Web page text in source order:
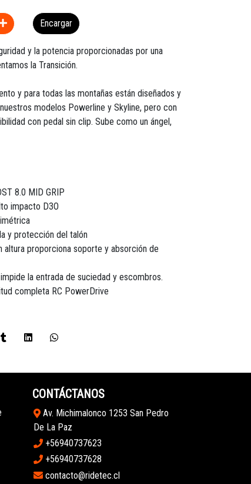
Encargar
y la potencia proporcionadas por una
la Transición.
y para todas las montañas están diseñados y
modelos Powerline y Skyline, pero con
con pedal sin clip. Sube como un ángel,
8.0 MID GRIP
impacto D3O
y protección del talón
altura proporciona soporte y absorción de
la entrada de suciedad y escombros.
completa RC PowerDrive
CONTÁCTANOS
Av. Michimalonco 1253 San Pedro
De La Paz
+56940737623
+56940737628
contacto@ridetec.cl